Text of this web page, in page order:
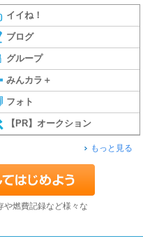
イイね！
ブログ
グループ
みんカラ＋
フォト
【PR】オークション
もっと見る
や燃費記録など様々な